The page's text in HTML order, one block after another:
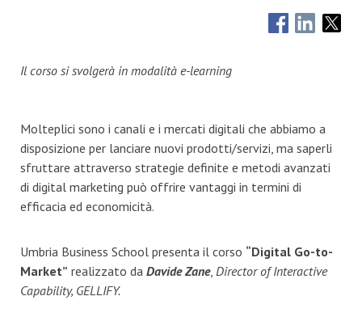
Il corso si svolgerà in modalità e-learning
Molteplici sono i canali e i mercati digitali che abbiamo a
disposizione per lanciare nuovi prodotti/servizi, ma saperli
sfruttare attraverso strategie definite e metodi avanzati
di digital marketing può offrire vantaggi in termini di
efficacia ed economicità.
Umbria Business School presenta il corso “Digital Go-to-
Market” realizzato da Davide Zane, Director of Interactive
Capability, GELLIFY.